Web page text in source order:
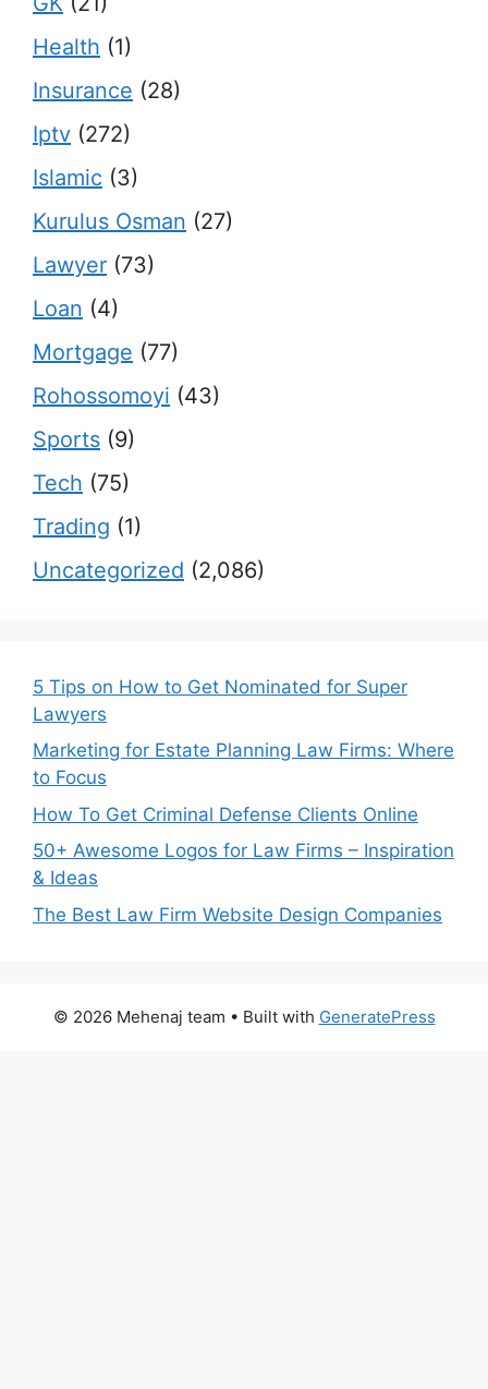
Health (1)
Insurance (28)
Iptv (272)
Islamic (3)
Kurulus Osman (27)
Lawyer (73)
Loan (4)
Mortgage (77)
Rohossomoyi (43)
Sports (9)
Tech (75)
Trading (1)
Uncategorized (2,086)
5 Tips on How to Get Nominated for Super
Lawyers
Marketing for Estate Planning Law Firms: Where
to Focus
How To Get Criminal Defense Clients Online
50+ Awesome Logos for Law Firms – Inspiration
& Ideas
The Best Law Firm Website Design Companies
© 2026 Mehenaj team • Built with GeneratePress